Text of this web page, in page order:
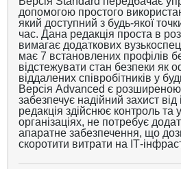
допомогою простого
який доступний з будь-якої
час. Дана редакція проста в
вимагає додаткових
має 7 встановлених профілів
відстежувати стан безпеки як
віддалених співробітників у
Версія Advanced є
забезпечує надійний захист від
редакція здійснює контроль та
організаціях, не потребує
апаратне забезпечення, що
скоротити витрати на ІТ-